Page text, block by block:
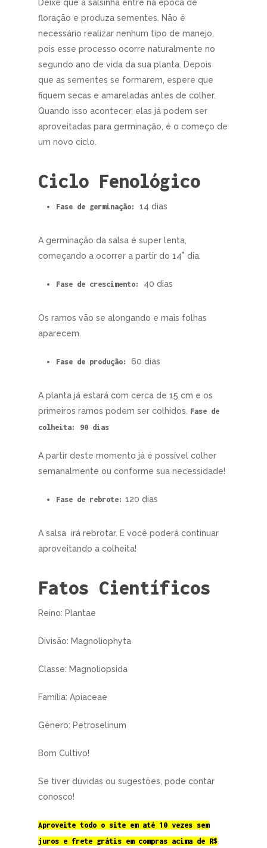
Deixe que a salsinha entre na época de
floração e produza sementes. Não é
necessário realizar nenhum tipo de manejo,
pois esse processo ocorre naturalmente no
segundo ano de vida da sua planta. Depois
que as sementes se formarem, espere que
fiquem secas e amareladas antes de colher.
Quando isso acontecer, elas já podem ser
aproveitadas para germinação, é o começo de
um novo ciclo.
Ciclo Fenológico
Fase de germinação: 14 dias
A germinação da salsa é super lenta,
começando a ocorrer a partir do 14˚ dia.
Fase de crescimento: 40 dias
Os ramos vão se alongando e mais folhas
aparecem.
Fase de produção: 60 dias
A planta já estará com cerca de 15 cm e os
primeiros ramos podem ser colhidos. Fase de
colheita: 90 dias
A partir deste momento já é possível colher
semanalmente ou conforme sua necessidade!
Fase de rebrote: 120 dias
A salsa irá rebrotar. E você poderá continuar
aproveitando a colheita!
Fatos Científicos
Reino: Plantae
Divisão: Magnoliophyta
Classe: Magnoliopsida
Família: Apiaceae
Gênero: Petroselinum
Bom Cultivo!
Se tiver dúvidas ou sugestões, pode contar
conosco!
Aproveite todo o site em até 10 vezes sem
juros e frete grátis em compras acima de R$